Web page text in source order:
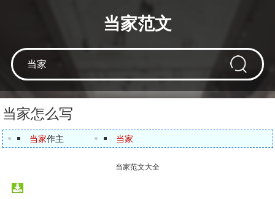
当家范文
当家怎么写
当家作主 当家
当家范文大全